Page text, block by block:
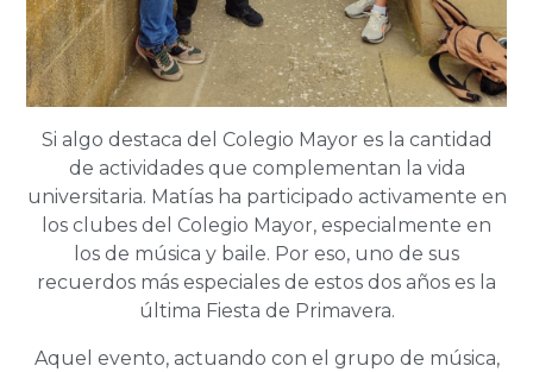
Si algo destaca del Colegio Mayor es la cantidad
de actividades que complementan la vida
universitaria. Matías ha participado activamente en
los clubes del Colegio Mayor, especialmente en
los de música y baile. Por eso, uno de sus
recuerdos más especiales de estos dos años es la
última Fiesta de Primavera.
Aquel evento, actuando con el grupo de música,